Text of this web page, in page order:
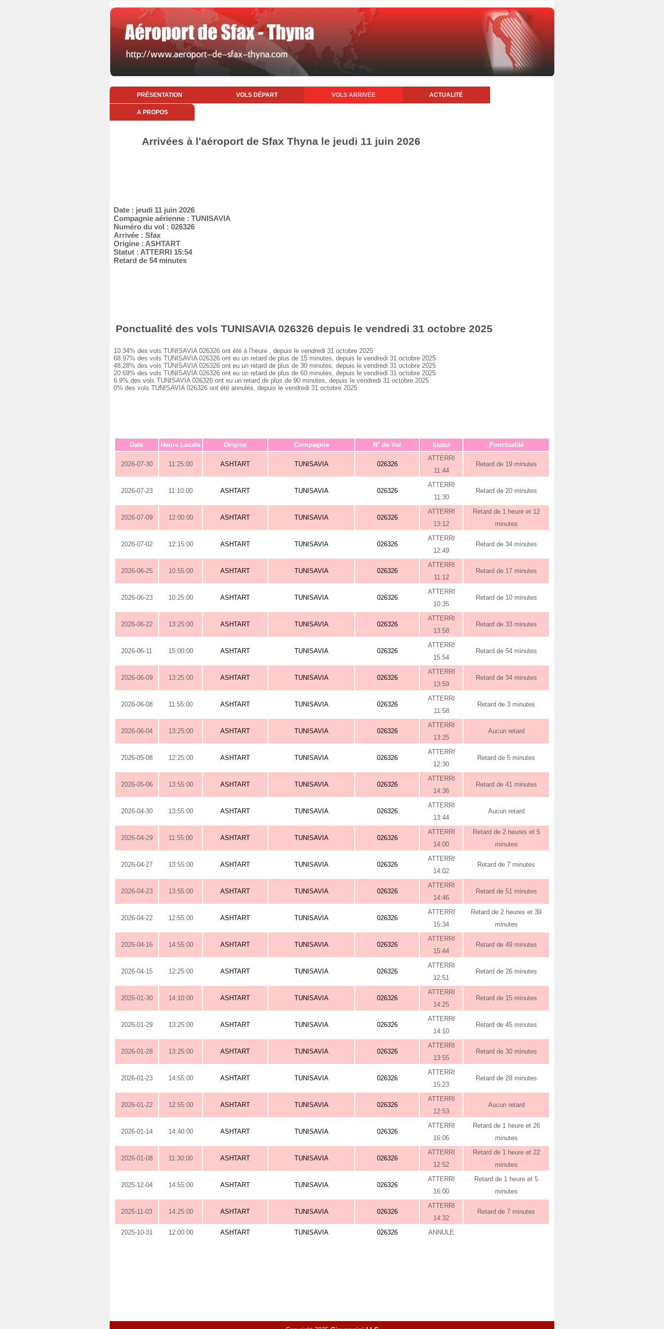
PRÉSENTATION VOLS DÉPART VOLS ARRIVÉE ACTUALITÉ
A PROPOS
Arrivées à l'aéroport de Sfax Thyna le jeudi 11 juin 2026
Date : jeudi 11 juin 2026
Compagnie aérienne : TUNISAVIA
Numéro du vol : 026326
Arrivée : Sfax
Origine : ASHTART
Statut : ATTERRI 15:54
Retard de 54 minutes
Ponctualité des vols TUNISAVIA 026326 depuis le vendredi 31 octobre 2025
10.34% des vols TUNISAVIA 026326 ont été à l'heure , depuis le vendredi 31 octobre 2025
68.97% des vols TUNISAVIA 026326 ont eu un retard de plus de 15 minutes, depuis le vendredi 31 octobre 2025
48.28% des vols TUNISAVIA 026326 ont eu un retard de plus de 30 minutes, depuis le vendredi 31 octobre 2025
20.69% des vols TUNISAVIA 026326 ont eu un retard de plus de 60 minutes, depuis le vendredi 31 octobre 2025
6.9% des vols TUNISAVIA 026326 ont eu un retard de plus de 90 minutes, depuis le vendredi 31 octobre 2025
0% des vols TUNISAVIA 026326 ont été annulés, depuis le vendredi 31 octobre 2025
Date Heure Locale Origine Compagnie N° de Vol Statut Ponctualité
2026-07-30 11:25:00 ASHTART TUNISAVIA 026326
ATTERRI
11:44
Retard de 19 minutes
2026-07-23 11:10:00 ASHTART TUNISAVIA 026326
ATTERRI
11:30
Retard de 20 minutes
2026-07-09 12:00:00 ASHTART TUNISAVIA 026326
ATTERRI
13:12
Retard de 1 heure et 12
minutes
2026-07-02 12:15:00 ASHTART TUNISAVIA 026326
ATTERRI
12:49
Retard de 34 minutes
2026-06-25 10:55:00 ASHTART TUNISAVIA 026326
ATTERRI
11:12
Retard de 17 minutes
2026-06-23 10:25:00 ASHTART TUNISAVIA 026326
ATTERRI
10:35
Retard de 10 minutes
2026-06-22 13:25:00 ASHTART TUNISAVIA 026326
ATTERRI
13:58
Retard de 33 minutes
2026-06-11 15:00:00 ASHTART TUNISAVIA 026326
ATTERRI
15:54
Retard de 54 minutes
2026-06-09 13:25:00 ASHTART TUNISAVIA 026326
ATTERRI
13:59
Retard de 34 minutes
2026-06-08 11:55:00 ASHTART TUNISAVIA 026326
ATTERRI
11:58
Retard de 3 minutes
2026-06-04 13:25:00 ASHTART TUNISAVIA 026326
ATTERRI
13:25
Aucun retard
2026-05-08 12:25:00 ASHTART TUNISAVIA 026326
ATTERRI
12:30
Retard de 5 minutes
2026-05-06 13:55:00 ASHTART TUNISAVIA 026326
ATTERRI
14:36
Retard de 41 minutes
2026-04-30 13:55:00 ASHTART TUNISAVIA 026326
ATTERRI
13:44
Aucun retard
2026-04-29 11:55:00 ASHTART TUNISAVIA 026326
ATTERRI
14:00
Retard de 2 heures et 5
minutes
2026-04-27 13:55:00 ASHTART TUNISAVIA 026326
ATTERRI
14:02
Retard de 7 minutes
2026-04-23 13:55:00 ASHTART TUNISAVIA 026326
ATTERRI
14:46
Retard de 51 minutes
2026-04-22 12:55:00 ASHTART TUNISAVIA 026326
ATTERRI
15:34
Retard de 2 heures et 39
minutes
2026-04-16 14:55:00 ASHTART TUNISAVIA 026326
ATTERRI
15:44
Retard de 49 minutes
2026-04-15 12:25:00 ASHTART TUNISAVIA 026326
ATTERRI
12:51
Retard de 26 minutes
2026-01-30 14:10:00 ASHTART TUNISAVIA 026326
ATTERRI
14:25
Retard de 15 minutes
2026-01-29 13:25:00 ASHTART TUNISAVIA 026326
ATTERRI
14:10
Retard de 45 minutes
2026-01-28 13:25:00 ASHTART TUNISAVIA 026326
ATTERRI
13:55
Retard de 30 minutes
2026-01-23 14:55:00 ASHTART TUNISAVIA 026326
ATTERRI
15:23
Retard de 28 minutes
2026-01-22 12:55:00 ASHTART TUNISAVIA 026326
ATTERRI
12:53
Aucun retard
2026-01-14 14:40:00 ASHTART TUNISAVIA 026326
ATTERRI
16:06
Retard de 1 heure et 26
minutes
2026-01-08 11:30:00 ASHTART TUNISAVIA 026326
ATTERRI
12:52
Retard de 1 heure et 22
minutes
2025-12-04 14:55:00 ASHTART TUNISAVIA 026326
ATTERRI
16:00
Retard de 1 heure et 5
minutes
2025-11-03 14:25:00 ASHTART TUNISAVIA 026326
ATTERRI
14:32
Retard de 7 minutes
2025-10-31 12:00:00 ASHTART TUNISAVIA 026326 ANNULE